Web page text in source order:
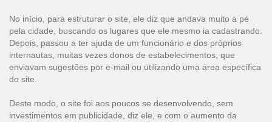
No início, para estruturar o site, ele diz que andava muito a pé
pela cidade, buscando os lugares que ele mesmo ia cadastrando.
Depois, passou a ter ajuda de um funcionário e dos próprios
internautas, muitas vezes donos de estabelecimentos, que
enviavam sugestões por e-mail ou utilizando uma área específica
do site.
Deste modo, o site foi aos poucos se desenvolvendo, sem
investimentos em publicidade, diz ele, e com o aumento da